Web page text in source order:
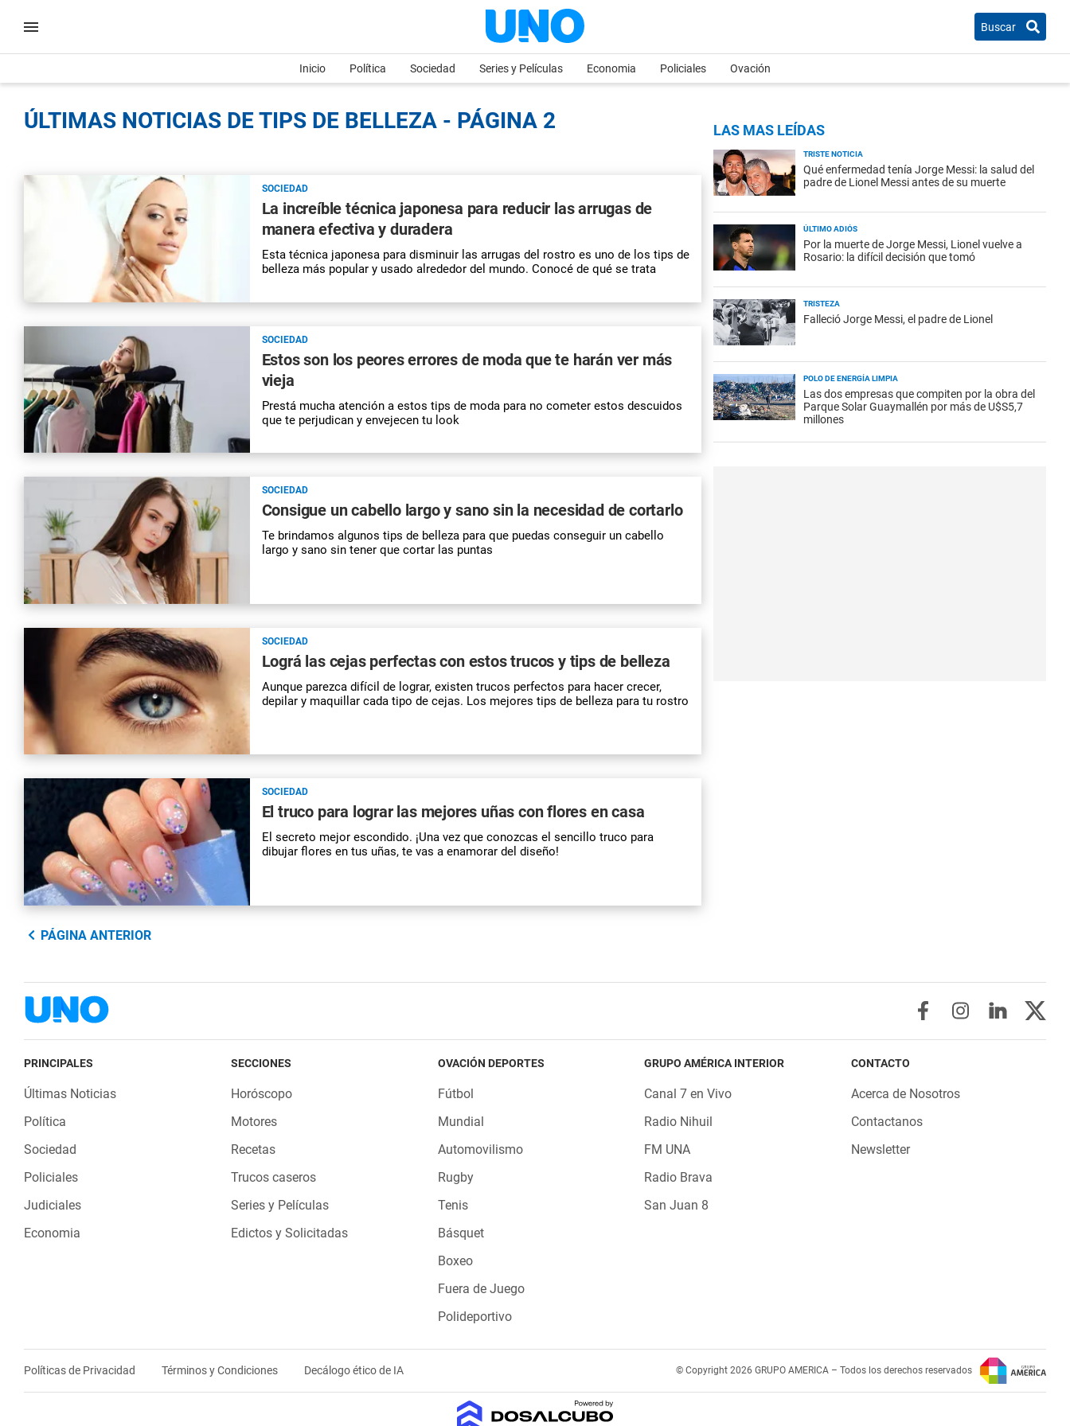
Buscar
Inicio Política Sociedad Series y Películas Economia Policiales Ovación
ÚLTIMAS NOTICIAS DE TIPS DE BELLEZA - PÁGINA 2
SOCIEDAD
La increíble técnica japonesa para reducir las arrugas de
manera efectiva y duradera
Esta técnica japonesa para disminuir las arrugas del rostro es uno de los tips de
belleza más popular y usado alrededor del mundo. Conocé de qué se trata
SOCIEDAD
Estos son los peores errores de moda que te harán ver más
vieja
Prestá mucha atención a estos tips de moda para no cometer estos descuidos
que te perjudican y envejecen tu look
SOCIEDAD
Consigue un cabello largo y sano sin la necesidad de cortarlo
Te brindamos algunos tips de belleza para que puedas conseguir un cabello
largo y sano sin tener que cortar las puntas
SOCIEDAD
Lográ las cejas perfectas con estos trucos y tips de belleza
Aunque parezca difícil de lograr, existen trucos perfectos para hacer crecer,
depilar y maquillar cada tipo de cejas. Los mejores tips de belleza para tu rostro
SOCIEDAD
El truco para lograr las mejores uñas con flores en casa
El secreto mejor escondido. ¡Una vez que conozcas el sencillo truco para
dibujar flores en tus uñas, te vas a enamorar del diseño!
PÁGINA ANTERIOR
LAS MAS LEÍDAS
TRISTE NOTICIA
Qué enfermedad tenía Jorge Messi: la salud del
padre de Lionel Messi antes de su muerte
ÚLTIMO ADIÓS
Por la muerte de Jorge Messi, Lionel vuelve a
Rosario: la difícil decisión que tomó
TRISTEZA
Falleció Jorge Messi, el padre de Lionel
POLO DE ENERGÍA LIMPIA
Las dos empresas que compiten por la obra del
Parque Solar Guaymallén por más de U$S5,7
millones
PRINCIPALES
Últimas Noticias
Política
Sociedad
Policiales
Judiciales
Economia
SECCIONES
Horóscopo
Motores
Recetas
Trucos caseros
Series y Películas
Edictos y Solicitadas
OVACIÓN DEPORTES
Fútbol
Mundial
Automovilismo
Rugby
Tenis
Básquet
Boxeo
Fuera de Juego
Polideportivo
GRUPO AMÉRICA INTERIOR
Canal 7 en Vivo
Radio Nihuil
FM UNA
Radio Brava
San Juan 8
CONTACTO
Acerca de Nosotros
Contactanos
Newsletter
Políticas de Privacidad Términos y Condiciones Decálogo ético de IA © Copyright 2026 GRUPO AMERICA – Todos los derechos reservados